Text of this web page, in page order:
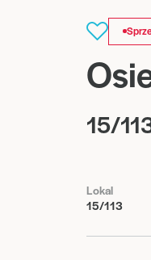
15/
Lokal
15/113